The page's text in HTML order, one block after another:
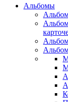
Альбомы